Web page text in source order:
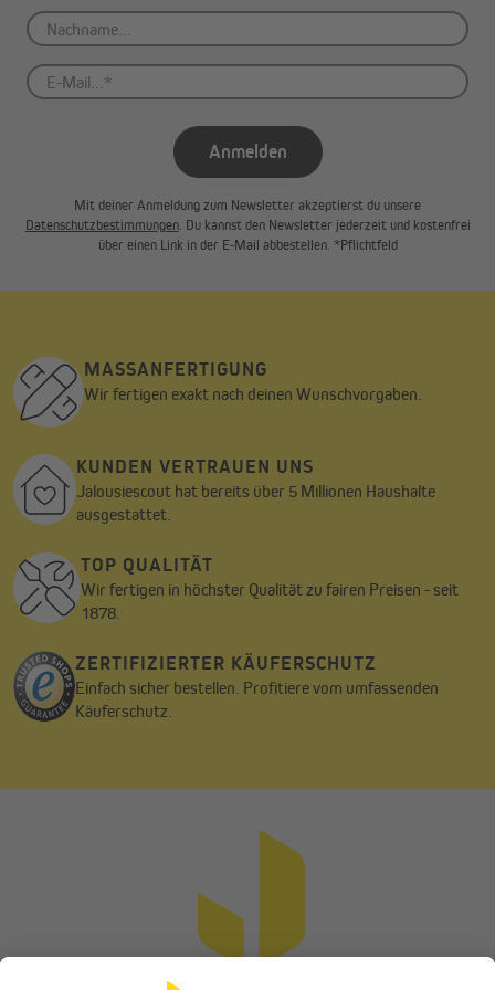
Das Rollladengewicht kann mittels folgender Behanggewichte je
Quadratmeter und Material errechnet werden:
Formel zur Errechnung des Rollladengewichts:
Rollladengewicht = Rollladenfläche (Rollladenhöhe x
Anmelden
Mit deiner Anmeldung zum Newsletter akzeptierst du unsere
Datenschutzbestimmungen. Du kannst den Newsletter jederzeit und kostenfrei
über einen Link in der E-Mail abbestellen. *Pflichtfeld
MASSANFERTIGUNG
Wir fertigen exakt nach deinen Wunschvorgaben.
KUNDEN VERTRAUEN UNS
Jalousiescout hat bereits über 5 Millionen Haushalte
ausgestattet.
TOP QUALITÄT
Wir fertigen in höchster Qualität zu fairen Preisen - seit
1878.
ZERTIFIZIERTER KÄUFERSCHUTZ
Einfach sicher bestellen. Profitiere vom umfassenden
Käuferschutz.